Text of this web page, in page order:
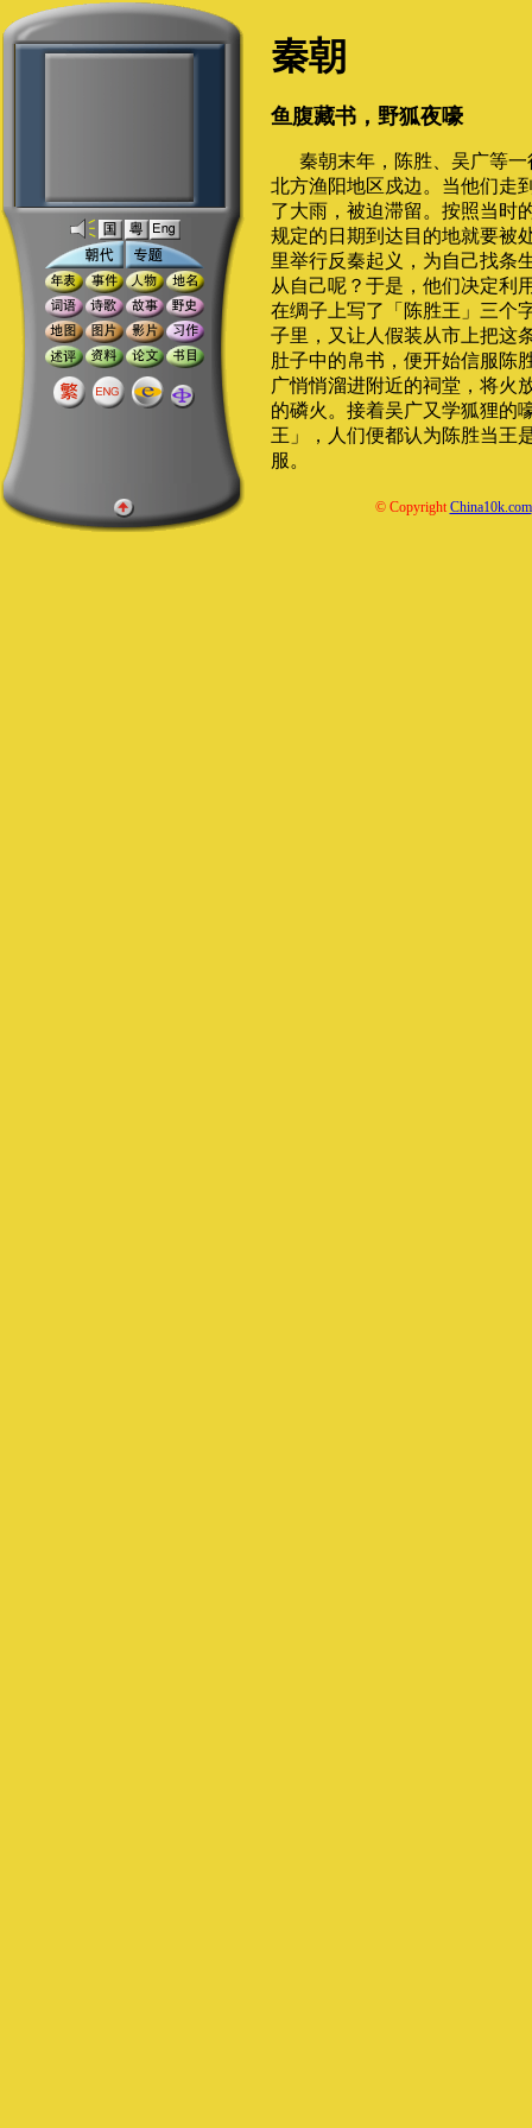
秦朝
鱼腹藏书，野狐夜嚎
秦朝末年，陈胜、吴广等
北方渔阳地区戍边。当他们走
了大雨，被迫滞留。按照当时
规定的日期到达目的地就要被
里举行反秦起义，为自己找条
从自己呢？于是，他们决定利
在绸子上写了「陈胜王」三个
子里，又让人假装从市上把这
肚子中的帛书，便开始信服陈
广悄悄溜进附近的祠堂，将火
的磷火。接着吴广又学狐狸的
王」，人们便都认为陈胜当王
服。
© CopyrightChina10k.com